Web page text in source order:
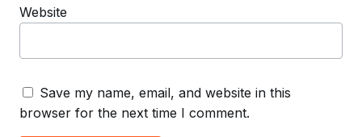
Website
Save my name, email, and website in this
browser for the next time I comment.